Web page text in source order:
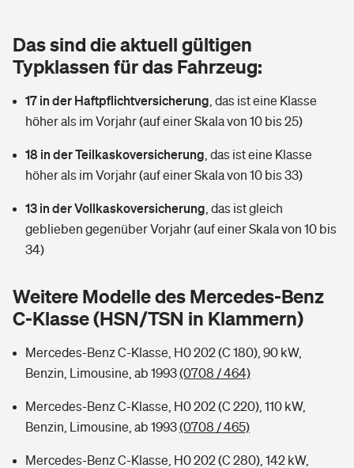
Rentenrechner: Wie viel Geld bekomme ich im Alter?
Wer versichert was: Jetzt Versicherer finden
Vermieterrrechtsschutz
Mietkautionsversicherung
Zur Übersicht
Tools
Hochwasser-Check: Wie gefährdet ist Ihr Haus?
Wer versichert was: Jetzt Versicherer finden
Sie haben Fragen?
Kinderunfall­ver­si­che­rung
Reiseversicherung
Pferdehalter-Haftpflicht
Handyversicherung
Private Cyberversicherung
Musikinstrumentenversicherung
Zur Übersicht
Tools
Tierkrankenversicherung
Zur Übersicht
Tools
Wer versichert was: Jetzt Versicherer finden
Sie haben Fragen?
Rentenrechner: Wie viel Geld bekomme ich im Alter?
Das sind die aktuell gültigen
Typklassen für das Fahrzeug:
17 in der Haftpflichtversicherung das ist eine Klasse
höher als im Vorjahr (auf einer Skala von 10 bis 25)
18 in der Teilkaskoversicherung das ist eine Klasse
höher als im Vorjahr (auf einer Skala von 10 bis 33)
13 in der Vollkaskoversicherung das ist gleich
geblieben gegenüber Vorjahr (auf einer Skala von 10 bis
34)
Weitere Modelle des Mercedes-Benz
C-Klasse (HSN/TSN in Klammern)
Mercedes-Benz C-Klasse, H0 202 (C 180), 90 kW,
Benzin, Limousine, ab 1993(0708 / 464)
Mercedes-Benz C-Klasse, H0 202 (C 220), 110 kW,
Benzin, Limousine, ab 1993(0708 / 465)
Mercedes-Benz C-Klasse, H0 202 (C 280), 142 kW,